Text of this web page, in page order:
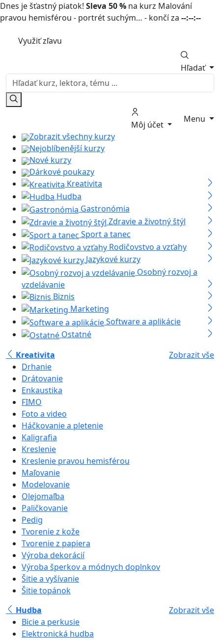
Dnes je šťastný piatok! Sleva 50 % na kurz Malování
pravou hemisférou - portrét suchým… - končí za --:--:--
Využiť zľavu
Hľadať
Môj účet
Menu
Zobrazit všechny kurzy
Nejoblíbenější kurzy
Nové kurzy
Dárkové poukazy
Kreativita
Hudba
Gastronómia
Zdravie a životný štýl
Sport a tanec
Rodičovstvo a vzťahy
Jazykové kurzy
Osobný rozvoj a
vzdelávanie
Biznis
Marketing
Software a aplikácie
Ostatné
Kreativita
Zobrazit vše
Drhanie
Drátovanie
Enkaustika
FIMO
Foto a video
Háčkovanie a pletenie
Kaligrafia
Kreslenie
Kreslenie pravou hemisférou
Maľovanie
Modelovanie
Olejomaľba
Paličkovanie
Pedig
Tvorenie z kože
Tvorenie z papiera
Výroba dekorácií
Výroba šperkov a módnych doplnkov
Šitie a vyšívanie
Šitie topánok
Hudba
Zobrazit vše
Bicie a perkusie
Elektronická hudba